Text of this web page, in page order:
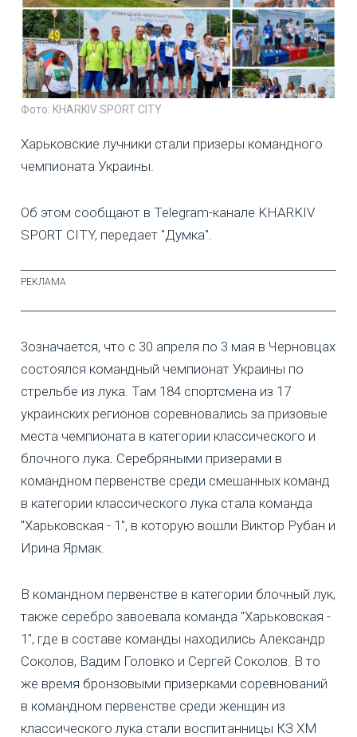
Фото: KHARKIV SPORT CITY
Харьковские лучники стали призеры командного
чемпионата Украины.
Об этом сообщают в Telegram-канале KHARKIV
SPORT CITY, передает "Думка".
3означается, что с 30 апреля по 3 мая в Черновцах
состоялся командный чемпионат Украины по
стрельбе из лука. Там 184 спортсмена из 17
украинских регионов соревновались за призовые
места чемпионата в категории классического и
блочного лука. Серебряными призерами в
командном первенстве среди смешанных команд
в категории классического лука стала команда
"Харьковская - 1", в которую вошли Виктор Рубан и
Ирина Ярмак.
В командном первенстве в категории блочный лук,
также серебро завоевала команда "Харьковская -
1", где в составе команды находились Александр
Соколов, Вадим Головко и Сергей Соколов. В то
же время бронзовыми призерками соревнований
в командном первенстве среди женщин из
классического лука стали воспитанницы КЗ ХМ